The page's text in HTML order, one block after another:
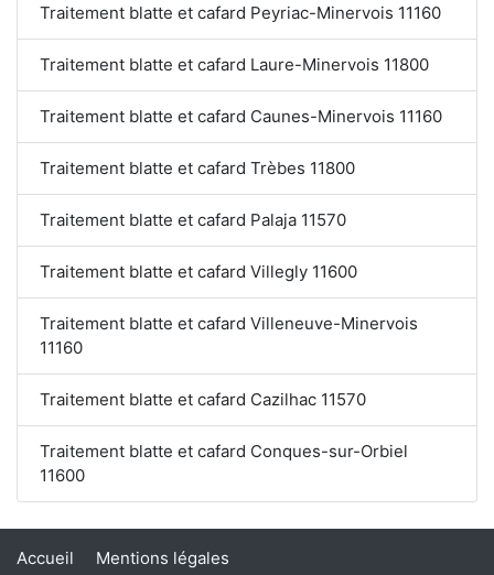
Traitement blatte et cafard Peyriac-Minervois 11160
Traitement blatte et cafard Laure-Minervois 11800
Traitement blatte et cafard Caunes-Minervois 11160
Traitement blatte et cafard Trèbes 11800
Traitement blatte et cafard Palaja 11570
Traitement blatte et cafard Villegly 11600
Traitement blatte et cafard Villeneuve-Minervois
11160
Traitement blatte et cafard Cazilhac 11570
Traitement blatte et cafard Conques-sur-Orbiel
11600
Accueil Mentions légales